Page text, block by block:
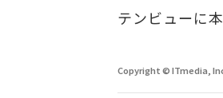
テンビューに
Copyright © ITmedia,